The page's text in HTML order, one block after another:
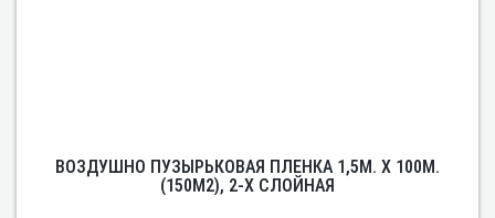
ВОЗДУШНО ПУЗЫРЬКОВАЯ ПЛЕНКА 1,5М. Х 100М.
(150М2), 2-Х СЛОЙНАЯ